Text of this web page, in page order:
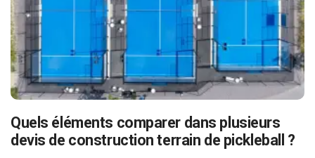
Quels éléments comparer dans plusieurs
devis de construction terrain de pickleball ?